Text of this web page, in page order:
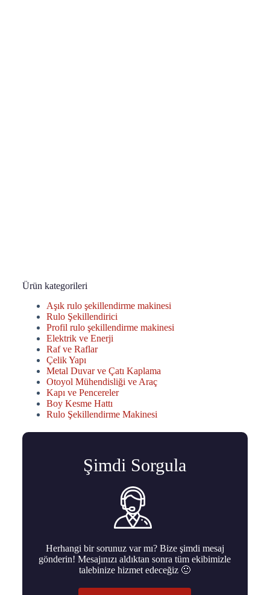
Ürün kategorileri
Aşık rulo şekillendirme makinesi
Rulo Şekillendirici
Profil rulo şekillendirme makinesi
Elektrik ve Enerji
Raf ve Raflar
Çelik Yapı
Metal Duvar ve Çatı Kaplama
Otoyol Mühendisliği ve Araç
Kapı ve Pencereler
Boy Kesme Hattı
Rulo Şekillendirme Makinesi
Şimdi Sorgula
Herhangi bir sorunuz var mı? Bize şimdi mesaj
gönderin! Mesajınızı aldıktan sonra tüm ekibimizle
talebinize hizmet edeceğiz 🙂